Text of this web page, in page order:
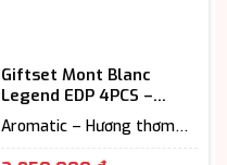
Giftset Mont Blanc
Legend EDP 4PCS –
Chuẩn Quý Ông Lịch Lãm
Aromatic – Hương thơm